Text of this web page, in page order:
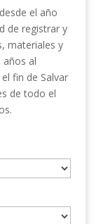
el año
de registrar y
materiales y
años al
fin de Salvar
de todo el